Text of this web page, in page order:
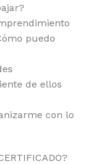
puedo
de ellos
con lo